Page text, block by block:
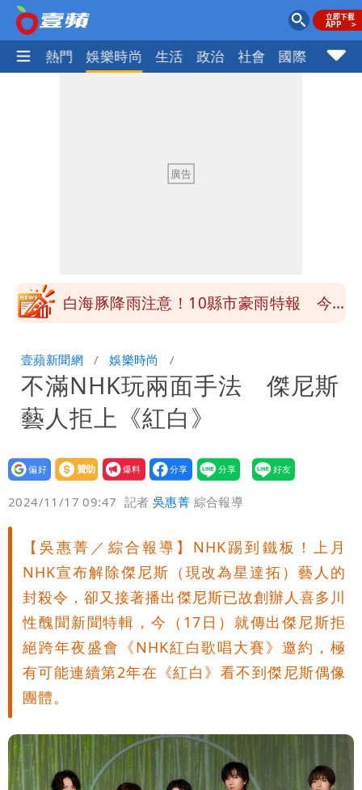
焦點 熱門 娛樂時尚 生活 政治 社會 國際 財經
Cheap：愛台灣只是發財的口號
白海豚降雨注意！10縣市豪雨特報 今
明年總預算「史上最強」10大亮點 李
慧芝：今年的送立院345天還在審
影片｜颱風接近硬闖海邊觀浪「4口
家-1」 9歲兒捲入海裡消失了
買BNT遭詐10億元 王尚智疑「慈濟決
策高層牽涉其中」才不提告
「我是台灣人」胸章竟是中國製
Cheap：愛台灣只是發財的口號
壹蘋新聞網 娛樂時尚
不滿NHK玩兩面手法 傑尼斯
藝人拒上《紅白》
設為
贊助
我要
爆料
2024/11/17 09:47 記者吳惠菁 綜合報導
【吳惠菁／綜合報導】NHK踢到鐵板！上月
NHK宣布解除傑尼斯（現改為星達拓）藝人的
封殺令，卻又接著播出傑尼斯已故創辦人喜多川
性醜聞新聞特輯，今（17日）就傳出傑尼斯拒
絕跨年夜盛會《NHK紅白歌唱大賽》邀約，極
有可能連續第2年在《紅白》看不到傑尼斯偶像
團體。